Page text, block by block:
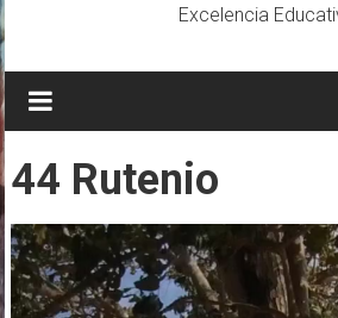
Excelencia
44 Rutenio